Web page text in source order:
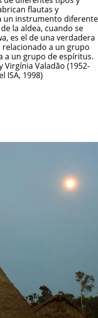
flautas y
un instrumento diferente
la aldea, cuando se
es el de una verdadera
a un grupo
a un grupo de espíritus.
Virgínia Valadão (1952-
ISA, 1998)